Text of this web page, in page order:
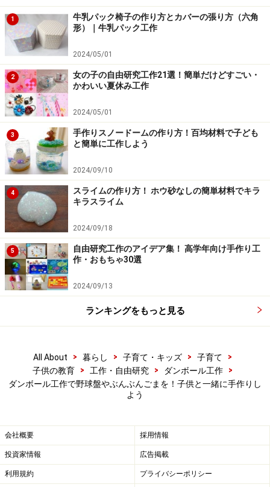
3.30cmくらいのタコ糸2本をそれぞれの穴に通します。
ダンボール紙をタコ糸の中心にくる位置にあわせて、そ
の両脇にこぶを作り、ダンボール紙が左右にずれないよ
うにします。
4.2本のタコ糸の左右の長さ、が同じになるように端を結
んで完成！
1
牛乳パック椅子の作り方とカバーの張り方（六角
形）｜牛乳パック工作
2024/05/01
2
女の子の自由研究工作21選！簡単だけどすごい・
かわいい夏休み工作
2024/05/01
3
手作りスノードームの作り方！百均材料で子ども
と簡単に工作しよう
2024/09/10
4
スライムの作り方！ ホウ砂なしの簡単材料でキラ
キラスライム
2024/09/18
5
自由研究工作のアイデア集！ 高学年向け手作り工
作・おもちゃ30選
2024/09/13
ランキングをもっと見る
All About > 暮らし > 子育て・キッズ > 子育て
>
子供の教育
> 工作・自由研究 > ダンボール工作
>
ダンボール工作で野球盤やぶんぶんごまを！子供と一緒に手作りし
よう
会社概要 採用情報
投資家情報 広告掲載
利用規約 プライバシーポリシー